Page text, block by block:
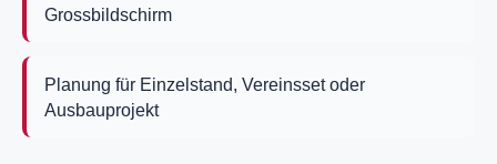
Grossbildschirm
Planung für Einzelstand, Vereinsset oder
Ausbauprojekt